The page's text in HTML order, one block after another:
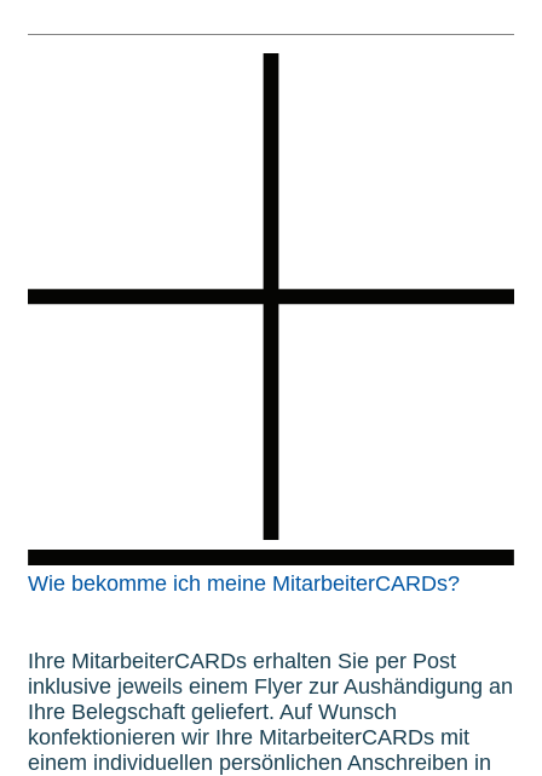
Wie bekomme ich meine MitarbeiterCARDs?
Ihre MitarbeiterCARDs erhalten Sie per Post
inklusive jeweils einem Flyer zur Aushändigung an
Ihre Belegschaft geliefert. Auf Wunsch
konfektionieren wir Ihre MitarbeiterCARDs mit
einem individuellen persönlichen Anschreiben in